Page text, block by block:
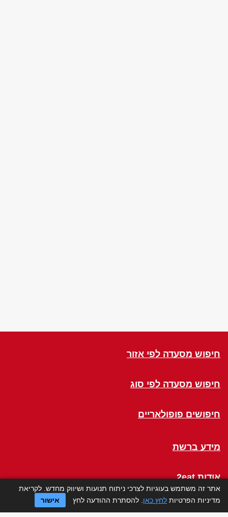
חיפוש מסעדה לפי אזור
חיפוש מסעדה לפי סוג
חיפושים פופולאריים
מידע ברשת
אודות 2eat
Click a Table
אתר זה משתמש בעוגיות לצרכי ניתוח תנועות ושיווק מחדש. לקריאת
מדיניות הפרטיות לחץ כאן . להסתרת ההודעה לחץ אישור